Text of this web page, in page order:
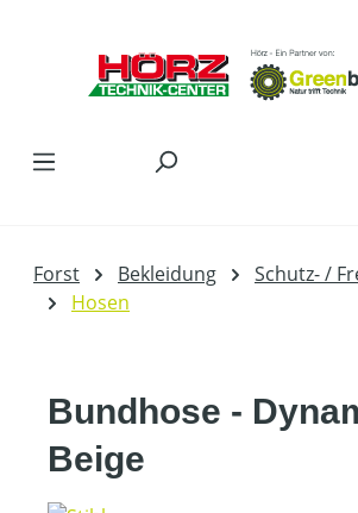
Forst Bekleidung
Schutz- /
Hosen
Bundhose -
Beige